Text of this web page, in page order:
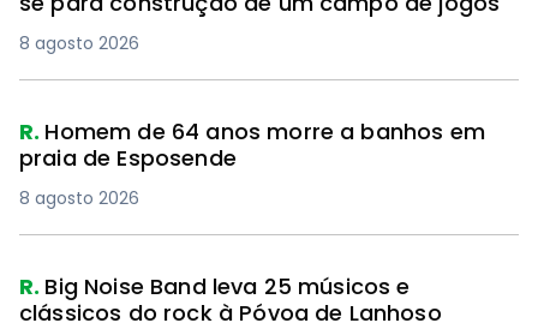
8 agosto 2026
R. Homem de 64 anos morre a banhos em
praia de Esposende
8 agosto 2026
R. Big Noise Band leva 25 músicos e
clássicos do rock à Póvoa de Lanhoso